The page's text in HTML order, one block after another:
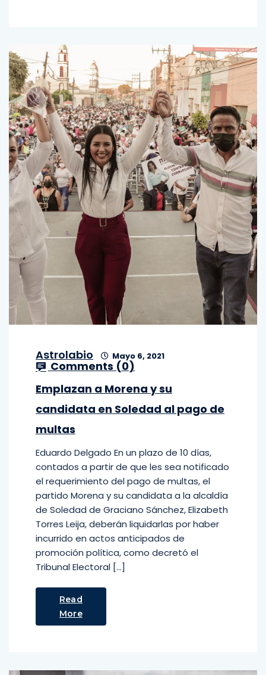
Astrolabio Mayo 6, 2021
Comments (0)
Emplazan a Morena y su
candidata en Soledad al pago de
multas
Eduardo Delgado En un plazo de 10 días,
contados a partir de que les sea notificado
el requerimiento del pago de multas, el
partido Morena y su candidata a la alcaldía
de Soledad de Graciano Sánchez, Elizabeth
Torres Leija, deberán liquidarlas por haber
incurrido en actos anticipados de
promoción política, como decretó el
Tribunal Electoral […]
Read
More